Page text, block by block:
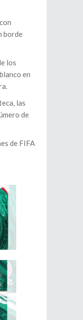
borde
los
en
las
de
de FIFA